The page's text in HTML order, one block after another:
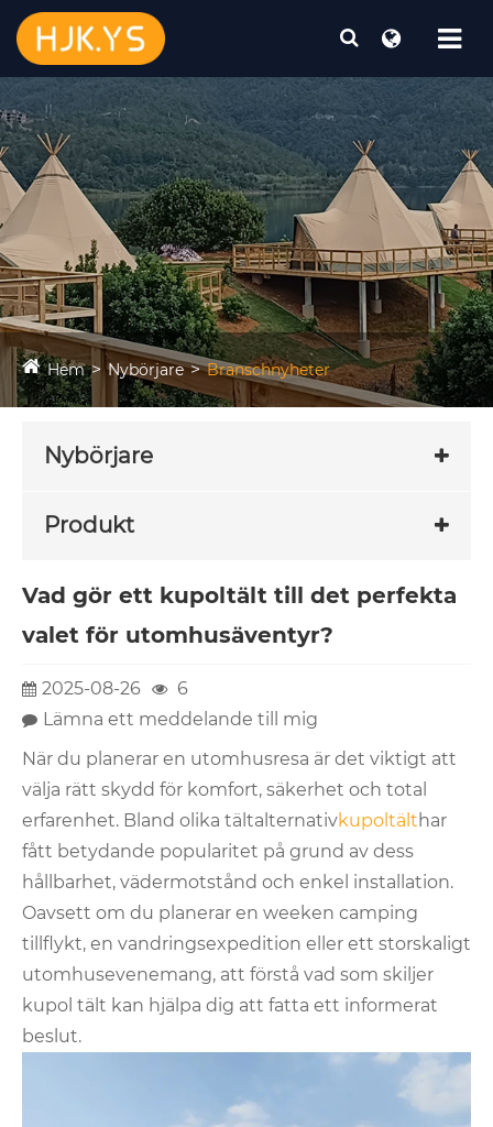
Hem Nybörjare Branschnyheter
Nybörjare
Produkt
Vad gör ett kupoltält till det perfekta
valet för utomhusäventyr?
2025-08-26
6
Lämna ett meddelande till mig
När du planerar en utomhusresa är det viktigt att
välja rätt skydd för komfort, säkerhet och total
erfarenhet. Bland olika tältalternativkupoltälthar
fått betydande popularitet på grund av dess
hållbarhet, vädermotstånd och enkel installation.
Oavsett om du planerar en weeken camping
tillflykt, en vandringsexpedition eller ett storskaligt
utomhusevenemang, att förstå vad som skiljer
kupol tält kan hjälpa dig att fatta ett informerat
beslut.